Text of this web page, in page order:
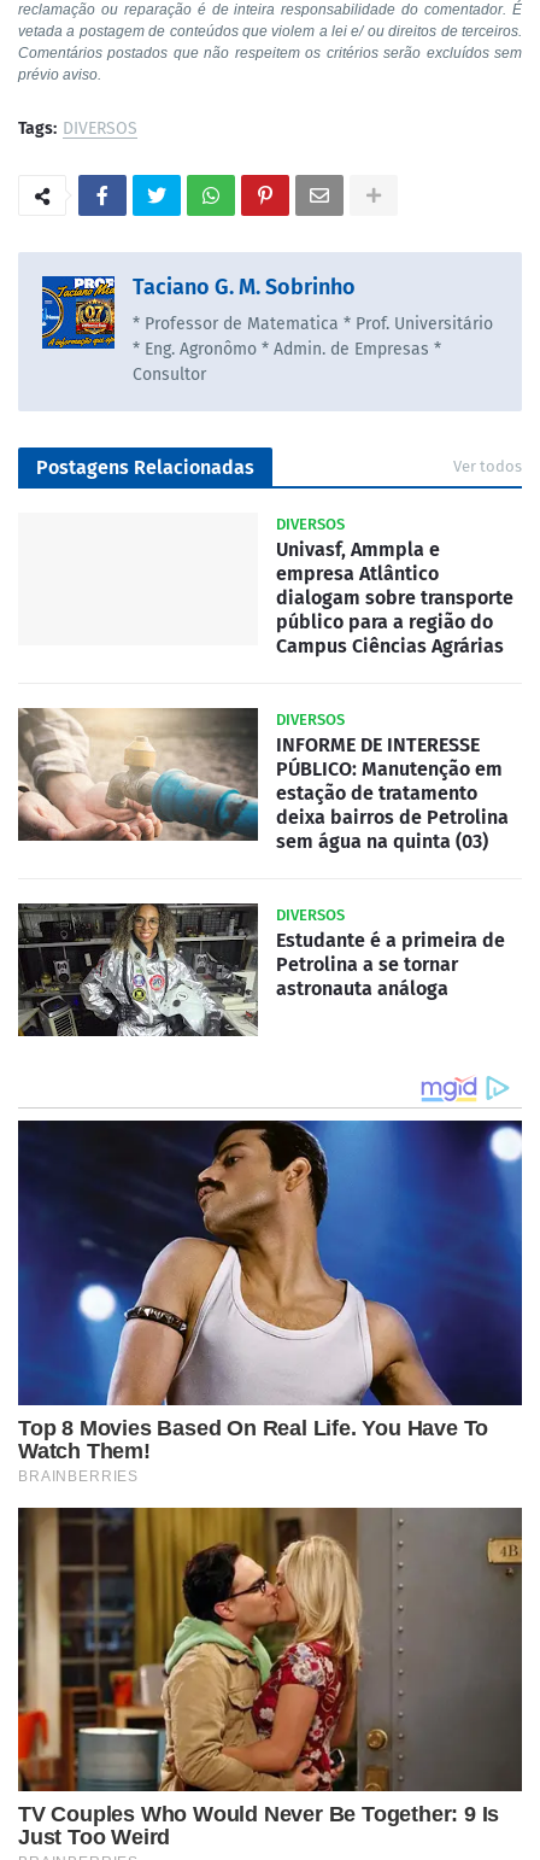
reclamação ou reparação é de inteira responsabilidade do comentador. É
vetada a postagem de conteúdos que violem a lei e/ ou direitos de terceiros.
Comentários postados que não respeitem os critérios serão excluídos sem
prévio aviso.
Tags: DIVERSOS
Taciano G. M. Sobrinho
* Professor de Matematica * Prof. Universitário
* Eng. Agronômo * Admin. de Empresas *
Consultor
Postagens Relacionadas Ver todos
DIVERSOS
Univasf, Ammpla e
empresa Atlântico
dialogam sobre transporte
público para a região do
Campus Ciências Agrárias
DIVERSOS
INFORME DE INTERESSE
PÚBLICO: Manutenção em
estação de tratamento
deixa bairros de Petrolina
sem água na quinta (03)
DIVERSOS
Estudante é a primeira de
Petrolina a se tornar
astronauta análoga